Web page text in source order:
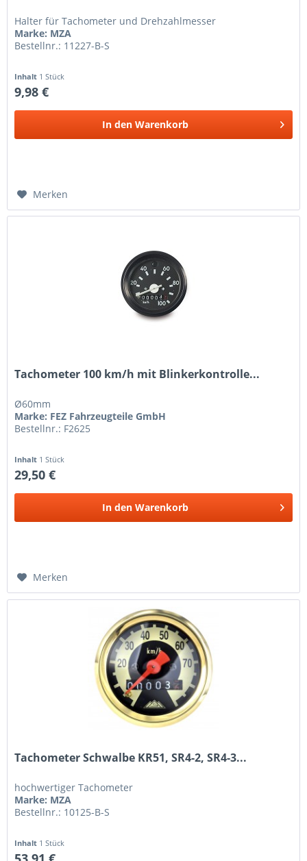
Halter für Tachometer und Drehzahlmesser
Marke: MZA
Bestellnr.: 11227-B-S
Inhalt 1 Stück
9,98 €
In den Warenkorb
Merken
Tachometer 100 km/h mit Blinkerkontrolle...
Ø60mm
Marke: FEZ Fahrzeugteile GmbH
Bestellnr.: F2625
Inhalt 1 Stück
29,50 €
In den Warenkorb
Merken
Tachometer Schwalbe KR51, SR4-2, SR4-3...
hochwertiger Tachometer
Marke: MZA
Bestellnr.: 10125-B-S
Inhalt 1 Stück